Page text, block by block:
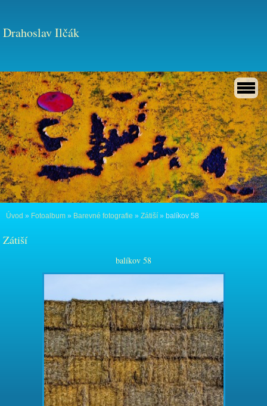
Drahoslav Ilčák
Úvod » Fotoalbum » Barevné fotografie » Zátiší » balíkov 58
Zátiší
balíkov 58